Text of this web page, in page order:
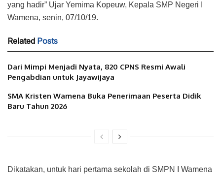
yang hadir” Ujar Yemima Kopeuw, Kepala SMP Negeri I
Wamena, senin, 07/10/19.
Related Posts
Dari Mimpi Menjadi Nyata, 820 CPNS Resmi Awali
Pengabdian untuk Jayawijaya
SMA Kristen Wamena Buka Penerimaan Peserta Didik
Baru Tahun 2026
Dikatakan, untuk hari pertama sekolah di SMPN I Wamena